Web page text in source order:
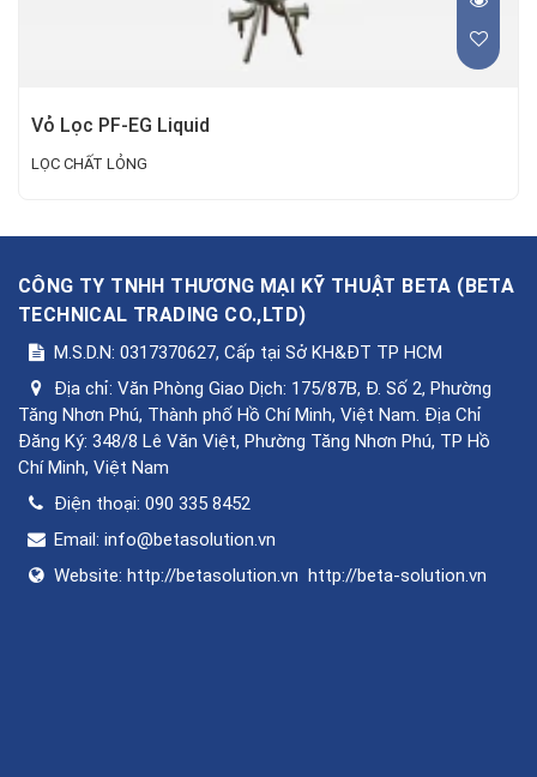
Vỏ Lọc PF-EG Liquid
LỌC CHẤT LỎNG
CÔNG TY TNHH THƯƠNG MẠI KỸ THUẬT BETA (BETA
TECHNICAL TRADING CO.,LTD)
M.S.D.N: 0317370627, Cấp tại Sở KH&ĐT TP HCM
Địa chỉ: Văn Phòng Giao Dịch: 175/87B, Đ. Số 2, Phường
Tăng Nhơn Phú, Thành phố Hồ Chí Minh, Việt Nam. Địa Chỉ
Đăng Ký: 348/8 Lê Văn Việt, Phường Tăng Nhơn Phú, TP Hồ
Chí Minh, Việt Nam
Điện thoại: 090 335 8452
Email: info@betasolution.vn
Website: http://betasolution.vn http://beta-solution.vn